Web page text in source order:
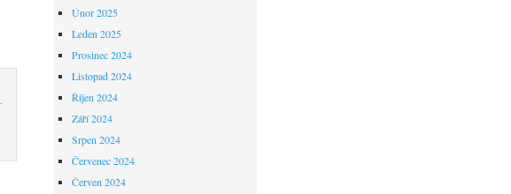
Únor 2025
Leden 2025
Prosinec 2024
Listopad 2024
Říjen 2024
Září 2024
Srpen 2024
Červenec 2024
Červen 2024